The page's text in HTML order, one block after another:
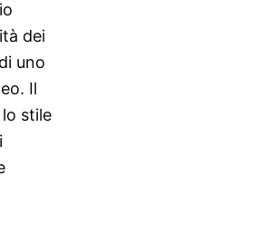
dei
uno
Il
stile